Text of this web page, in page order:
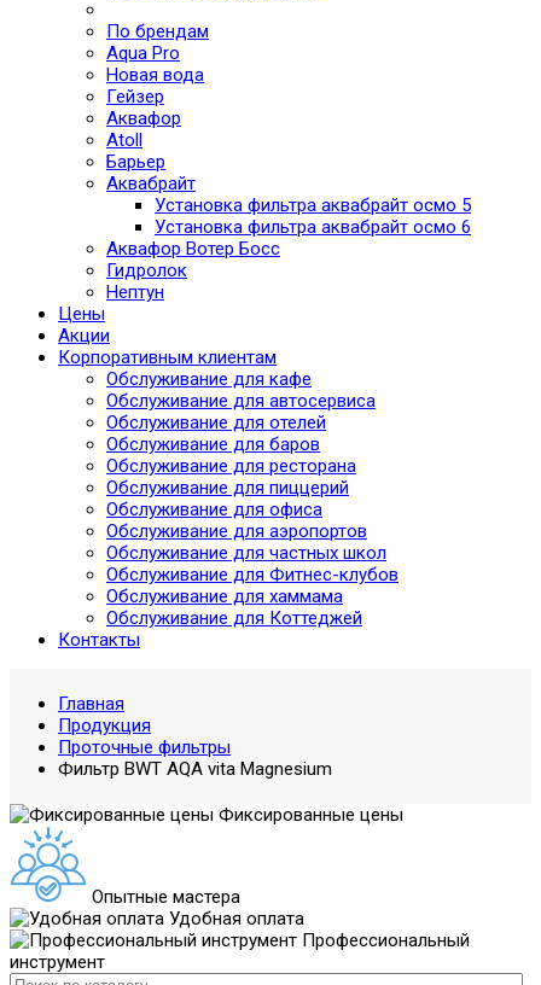
По брендам
Aqua Pro
Новая вода
Гейзер
Аквафор
Atoll
Барьер
Аквабрайт
Установка фильтра аквабрайт осмо 5
Установка фильтра аквабрайт осмо 6
Аквафор Вотер Босс
Гидролок
Нептун
Цены
Акции
Корпоративным клиентам
Обслуживание для кафе
Обслуживание для автосервиса
Обслуживание для отелей
Обслуживание для баров
Обслуживание для ресторана
Обслуживание для пиццерий
Обслуживание для офиса
Обслуживание для аэропортов
Обслуживание для частных школ
Обслуживание для Фитнес-клубов
Обслуживание для хаммама
Обслуживание для Коттеджей
Контакты
Главная
Продукция
Проточные фильтры
Фильтр BWT AQA vita Magnesium
Фиксированные цены
Опытные мастера
Удобная оплата
Профессиональный
инструмент